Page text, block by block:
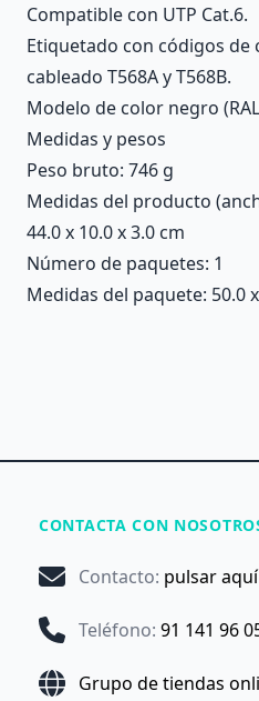
Compatible con UTP Cat.6.
Etiquetado con códigos de
cableado T568A y T568B.
Modelo de color negro
Medidas y pesos
Peso bruto: 746 g
Medidas del producto
44.0 x 10.0 x 3.0 cm
Número de paquetes: 1
Medidas del paquete: 50.0
CONTACTA CON
Contacto: pulsar aquí
Teléfono: 91 141 96
Grupo de tiendas